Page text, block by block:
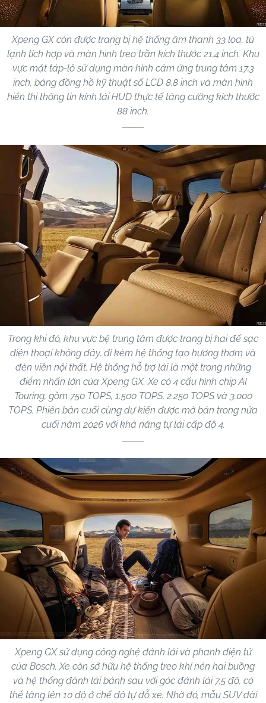
Xpeng GX còn được trang bị hệ thống âm thanh 33 loa, tủ
lạnh tích hợp và màn hình treo trần kích thước 21,4 inch. Khu
vực mặt táp-lô sử dụng màn hình cảm ứng trung tâm 17,3
inch, bảng đồng hồ kỹ thuật số LCD 8,8 inch và màn hình
hiển thị thông tin kính lái HUD thực tế tăng cường kích thước
88 inch.
Trong khi đó, khu vực bệ trung tâm được trang bị hai đế sạc
điện thoại không dây, đi kèm hệ thống tạo hương thơm và
đèn viền nội thất. Hệ thống hỗ trợ lái là một trong những
điểm nhấn lớn của Xpeng GX. Xe có 4 cấu hình chip AI
Touring, gồm 750 TOPS, 1.500 TOPS, 2.250 TOPS và 3.000
TOPS. Phiên bản cuối cùng dự kiến được mở bán trong nửa
cuối năm 2026 với khả năng tự lái cấp độ 4.
Xpeng GX sử dụng công nghệ đánh lái và phanh điện tử
của Bosch. Xe còn sở hữu hệ thống treo khí nén hai buồng
và hệ thống đánh lái bánh sau với góc đánh lái 7,5 độ, có
thể tăng lên 10 độ ở chế độ tự đỗ xe. Nhờ đó, mẫu SUV dài